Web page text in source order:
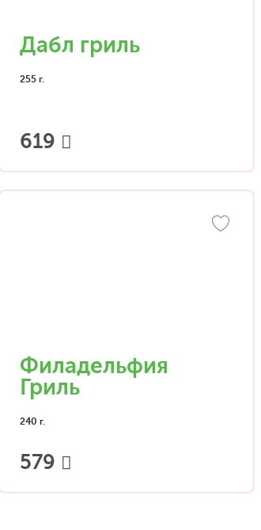
Дабл гриль
255 г.
619
Филадельфия
Гриль
240 г.
579